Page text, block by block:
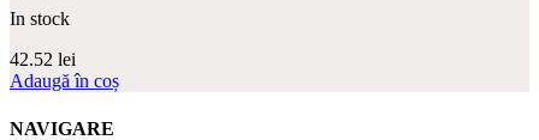
In stock
42.52 lei
Adaugă în coș
NAVIGARE